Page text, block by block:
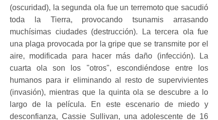
(oscuridad), la segunda ola fue un terremoto que sacudió
toda la Tierra, provocando tsunamis arrasando
muchísimas ciudades (destrucción). La tercera ola fue
una plaga provocada por la gripe que se transmite por el
aire, modificada para hacer más daño (infección). La
cuarta ola son los "otros", escondiéndose entre los
humanos para ir eliminando al resto de supervivientes
(invasión), mientras que la quinta ola se descubre a lo
largo de la película. En este escenario de miedo y
desconfianza, Cassie Sullivan, una adolescente de 16